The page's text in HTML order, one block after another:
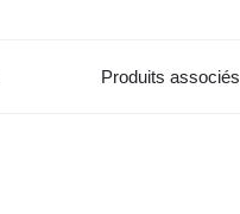
Produits associés